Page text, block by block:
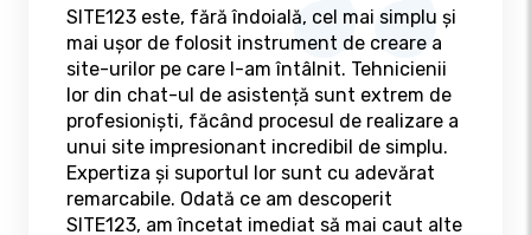
SITE123 este, fără îndoială, cel mai simplu și
mai ușor de folosit instrument de creare a
site-urilor pe care l-am întâlnit. Tehnicienii
lor din chat-ul de asistență sunt extrem de
profesioniști, făcând procesul de realizare a
unui site impresionant incredibil de simplu.
Expertiza și suportul lor sunt cu adevărat
remarcabile. Odată ce am descoperit
SITE123, am încetat imediat să mai caut alte